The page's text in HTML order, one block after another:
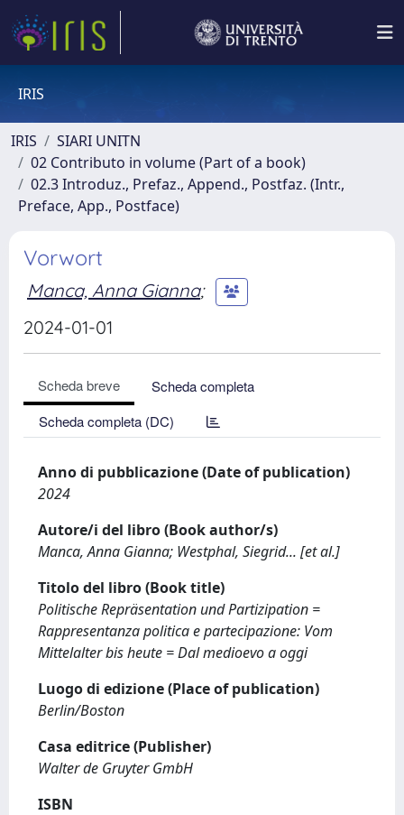
IRIS
IRIS
SIARI UNITN
02 Contributo in volume (Part of a book)
02.3 Introduz., Prefaz., Append., Postfaz. (Intr.,
Preface, App., Postface)
Vorwort
Manca, Anna Gianna;
2024-01-01
Scheda breve
Scheda completa
Scheda completa (DC)
Anno di pubblicazione (Date of publication)
2024
Autore/i del libro (Book author/s)
Manca, Anna Gianna; Westphal, Siegrid... [et al.]
Titolo del libro (Book title)
Politische Repräsentation und Partizipation =
Rappresentanza politica e partecipazione: Vom
Mittelalter bis heute = Dal medioevo a oggi
Luogo di edizione (Place of publication)
Berlin/Boston
Casa editrice (Publisher)
Walter de Gruyter GmbH
ISBN